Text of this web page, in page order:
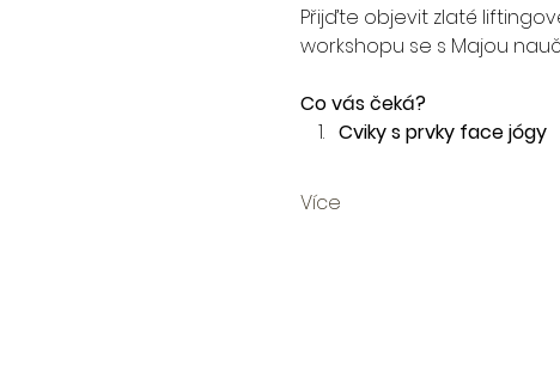
Přijďte objevit zlaté
workshopu se s Majou
Co vás čeká?
Cviky s prvky face jógy
Více